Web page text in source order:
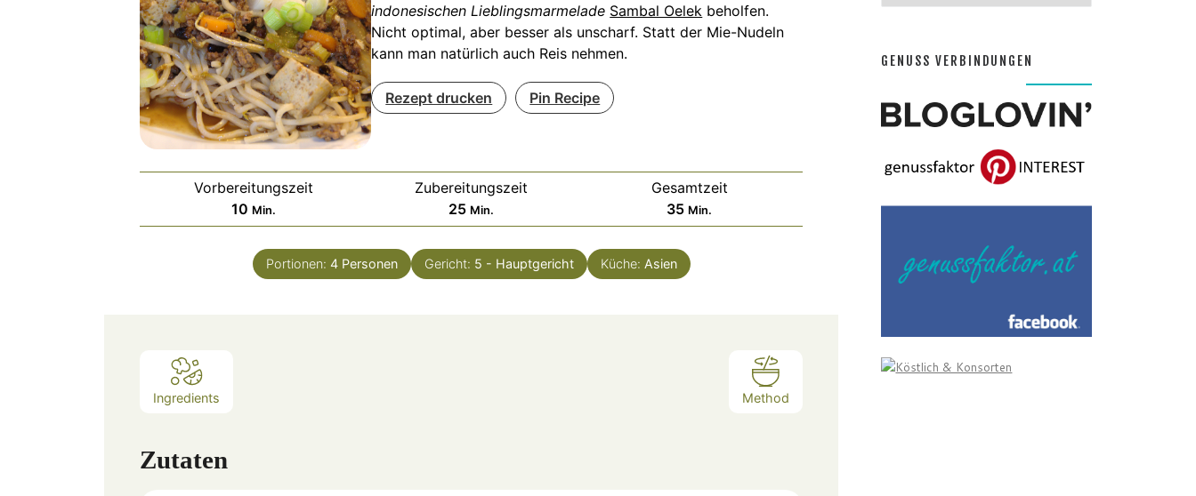
indonesischen Lieblingsmarmelade Sambal Oelek beholfen.
Nicht optimal, aber besser als unscharf. Statt der Mie-Nudeln
kann man natürlich auch Reis nehmen.
Rezept drucken Pin Recipe
Vorbereitungszeit
10Minuten
Min.
Zubereitungszeit
25Minuten
Min.
Gesamtzeit
35Minuten
Min.
Portionen: 4 Personen Gericht: 5 - Hauptgericht Küche: Asien
Ingredients Method
Zutaten
GENUSS VERBINDUNGEN